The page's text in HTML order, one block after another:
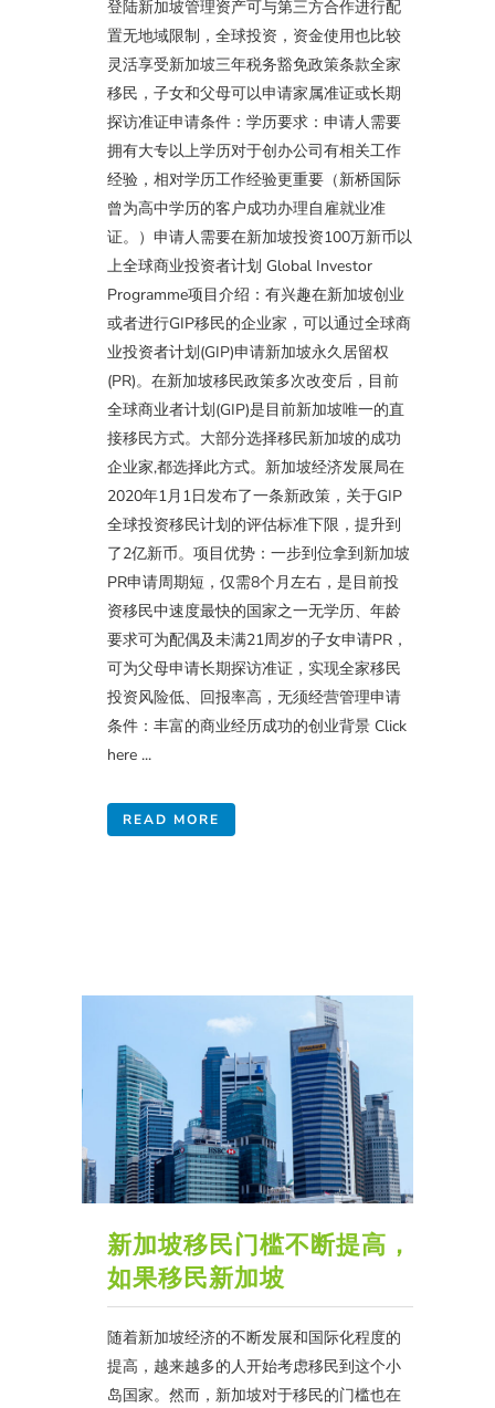
登陆新加坡管理资产可与第三方合作进行配
置无地域限制，全球投资，资金使用也比较
灵活享受新加坡三年税务豁免政策条款全家
移民，子女和父母可以申请家属准证或长期
探访准证申请条件：学历要求：申请人需要
拥有大专以上学历对于创办公司有相关工作
经验，相对学历工作经验更重要（新桥国际
曾为高中学历的客户成功办理自雇就业准
证。）申请人需要在新加坡投资100万新币以
上全球商业投资者计划 Global Investor
Programme项目介绍：有兴趣在新加坡创业
或者进行GIP移民的企业家，可以通过全球商
业投资者计划(GIP)申请新加坡永久居留权
(PR)。在新加坡移民政策多次改变后，目前
全球商业者计划(GIP)是目前新加坡唯一的直
接移民方式。大部分选择移民新加坡的成功
企业家,都选择此方式。新加坡经济发展局在
2020年1月1日发布了一条新政策，关于GIP
全球投资移民计划的评估标准下限，提升到
了2亿新币。项目优势：一步到位拿到新加坡
PR申请周期短，仅需8个月左右，是目前投
资移民中速度最快的国家之一无学历、年龄
要求可为配偶及未满21周岁的子女申请PR，
可为父母申请长期探访准证，实现全家移民
投资风险低、回报率高，无须经营管理申请
条件：丰富的商业经历成功的创业背景 Click
here ...
READ MORE
新加坡移民门槛不断提高，
如果移民新加坡
随着新加坡经济的不断发展和国际化程度的
提高，越来越多的人开始考虑移民到这个小
岛国家。然而，新加坡对于移民的门槛也在